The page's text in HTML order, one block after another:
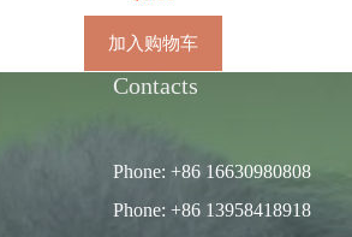
加入购物车
Contacts
Phone: +86 16630980808
Phone: +86 13958418918